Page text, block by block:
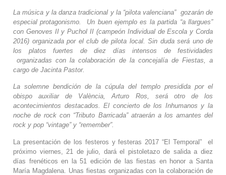
La música y la danza tradicional y la “pilota valenciana” gozarán de
especial protagonismo. Un buen ejemplo es la partida “a llargues”
con Genoves II y Puchol II (campeón Individual de Escola y Corda
2016) organizada por el club de pilota local. Sin duda será uno de
los platos fuertes de diez días intensos de festividades
organizadas con la colaboración de la concejalía de Fiestas, a
cargo de Jacinta Pastor.
La solemne bendición de la cúpula del templo presidida por el
obispo auxiliar de València, Arturo Ros, será otro de los
acontecimientos destacados. El concierto de los Inhumanos y la
noche de rock con “Tributo Barricada” atraerán a los amantes del
rock y pop “vintage” y “remember”.
La presentación de los festeros y festeras 2017 “El Temporal” el
próximo viernes, 21 de julio, dará el pistoletazo de salida a diez
días frenéticos en la 51 edición de las fiestas en honor a Santa
María Magdalena. Unas fiestas organizadas con la colaboración de